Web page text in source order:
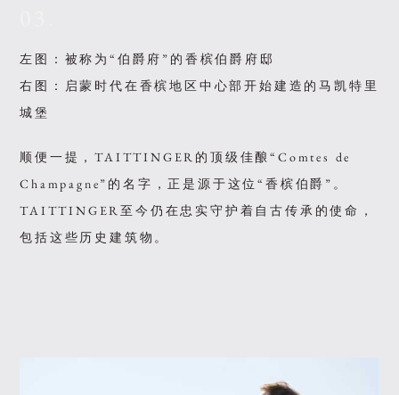
左图：被称为“伯爵府”的香槟伯爵府邸
右图：启蒙时代在香槟地区中心部开始建造的马凯特里
城堡
顺便一提，TAITTINGER的顶级佳酿“Comtes de
Champagne”的名字，正是源于这位“香槟伯爵”。
TAITTINGER至今仍在忠实守护着自古传承的使命，
包括这些历史建筑物。